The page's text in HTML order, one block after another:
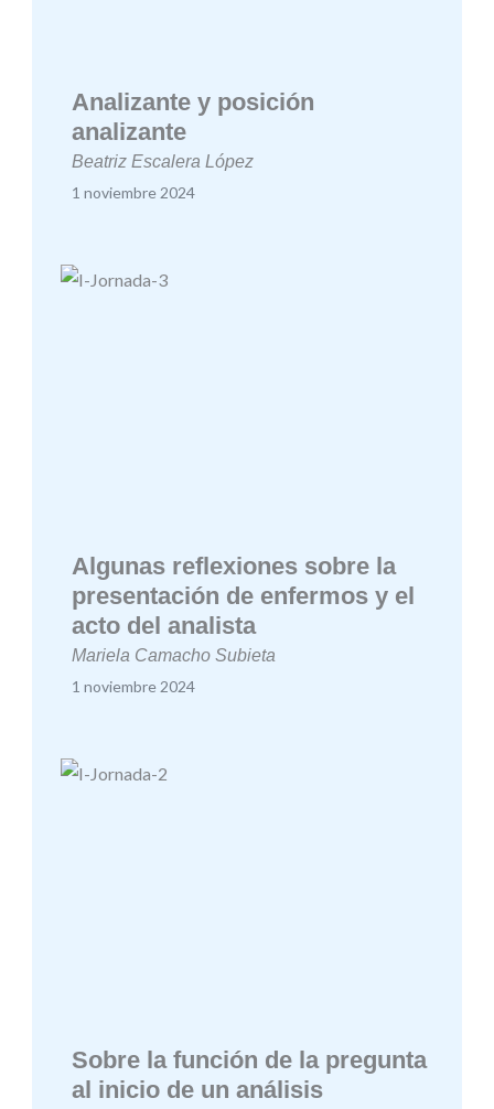
Analizante y posición
analizante
Beatriz Escalera López
1 noviembre 2024
Algunas reflexiones sobre la
presentación de enfermos y el
acto del analista
Mariela Camacho Subieta
1 noviembre 2024
Sobre la función de la pregunta
al inicio de un análisis